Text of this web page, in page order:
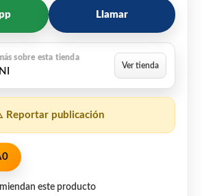
Llamar
Reportar publicación
0
este producto